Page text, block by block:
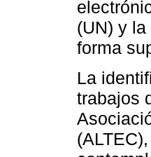
(UN) y
forma
La
trabajos